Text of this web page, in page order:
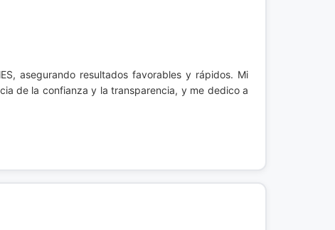
asegurando resultados favorables y rápidos. Mi
de la confianza y la transparencia, y me dedico a